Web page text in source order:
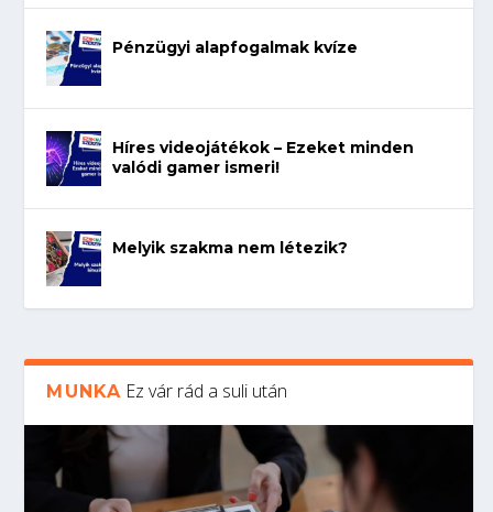
Pénzügyi alapfogalmak kvíze
Híres videojátékok – Ezeket minden
valódi gamer ismeri!
Melyik szakma nem létezik?
MUNKA Ez vár rád a suli után